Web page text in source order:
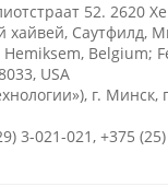
52. 2620
хайвей, Саутфилд,
Belgium;
USA
г. Минск,
3-021-021, +375